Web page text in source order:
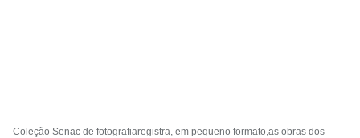
Coleção Senac de fotografiaregistra, em pequeno formato,as obras dos